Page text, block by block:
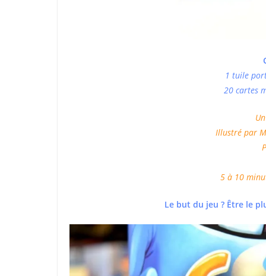
1 tuile
20 cartes
Illustré par
5 à 10
Le but du jeu ? Être le